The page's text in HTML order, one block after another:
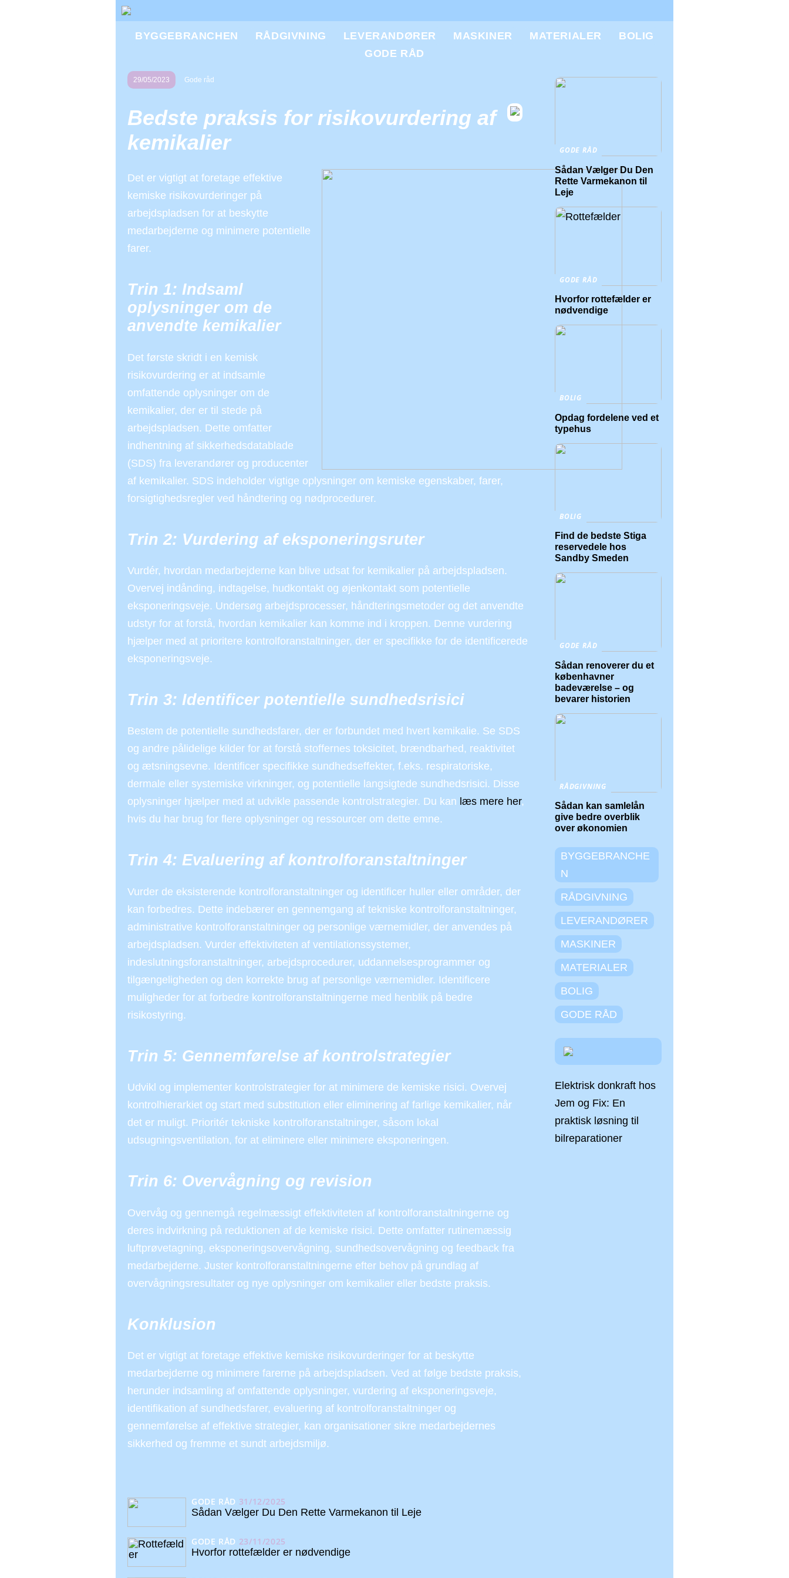
BYGGEBRANCHEN RÅDGIVNING LEVERANDØRER MASKINER MATERIALER
BOLIG
GODE RÅD
29/05/2023 Gode råd
Bedste praksis for risikovurdering af
kemikalier
Det er vigtigt at foretage effektive
kemiske risikovurderinger på
arbejdspladsen for at beskytte
medarbejderne og minimere potentielle
farer.
Trin 1: Indsaml
oplysninger om de
anvendte kemikalier
Det første skridt i en kemisk
risikovurdering er at indsamle
omfattende oplysninger om de
kemikalier, der er til stede på
arbejdspladsen. Dette omfatter
indhentning af sikkerhedsdatablade
(SDS) fra leverandører og producenter
af kemikalier. SDS indeholder vigtige oplysninger om kemiske egenskaber, farer,
forsigtighedsregler ved håndtering og nødprocedurer.
Trin 2: Vurdering af eksponeringsruter
Vurdér, hvordan medarbejderne kan blive udsat for kemikalier på arbejdspladsen.
Overvej indånding, indtagelse, hudkontakt og øjenkontakt som potentielle
eksponeringsveje. Undersøg arbejdsprocesser, håndteringsmetoder og det anvendte
udstyr for at forstå, hvordan kemikalier kan komme ind i kroppen. Denne vurdering
hjælper med at prioritere kontrolforanstaltninger, der er specifikke for de identificerede
eksponeringsveje.
Trin 3: Identificer potentielle sundhedsrisici
Bestem de potentielle sundhedsfarer, der er forbundet med hvert kemikalie. Se SDS
og andre pålidelige kilder for at forstå stoffernes toksicitet, brændbarhed, reaktivitet
og ætsningsevne. Identificer specifikke sundhedseffekter, f.eks. respiratoriske,
dermale eller systemiske virkninger, og potentielle langsigtede sundhedsrisici. Disse
oplysninger hjælper med at udvikle passende kontrolstrategier. Du kan læs mere her,
hvis du har brug for flere oplysninger og ressourcer om dette emne.
Trin 4: Evaluering af kontrolforanstaltninger
Vurder de eksisterende kontrolforanstaltninger og identificer huller eller områder, der
kan forbedres. Dette indebærer en gennemgang af tekniske kontrolforanstaltninger,
administrative kontrolforanstaltninger og personlige værnemidler, der anvendes på
arbejdspladsen. Vurder effektiviteten af ventilationssystemer,
indeslutningsforanstaltninger, arbejdsprocedurer, uddannelsesprogrammer og
tilgængeligheden og den korrekte brug af personlige værnemidler. Identificere
muligheder for at forbedre kontrolforanstaltningerne med henblik på bedre
risikostyring.
Trin 5: Gennemførelse af kontrolstrategier
Udvikl og implementer kontrolstrategier for at minimere de kemiske risici. Overvej
kontrolhierarkiet og start med substitution eller eliminering af farlige kemikalier, når
det er muligt. Prioritér tekniske kontrolforanstaltninger, såsom lokal
udsugningsventilation, for at eliminere eller minimere eksponeringen.
Trin 6: Overvågning og revision
Overvåg og gennemgå regelmæssigt effektiviteten af kontrolforanstaltningerne og
deres indvirkning på reduktionen af de kemiske risici. Dette omfatter rutinemæssig
luftprøvetagning, eksponeringsovervågning, sundhedsovervågning og feedback fra
medarbejderne. Juster kontrolforanstaltningerne efter behov på grundlag af
overvågningsresultater og nye oplysninger om kemikalier eller bedste praksis.
Konklusion
Det er vigtigt at foretage effektive kemiske risikovurderinger for at beskytte
medarbejderne og minimere farerne på arbejdspladsen. Ved at følge bedste praksis,
herunder indsamling af omfattende oplysninger, vurdering af eksponeringsveje,
identifikation af sundhedsfarer, evaluering af kontrolforanstaltninger og
gennemførelse af effektive strategier, kan organisationer sikre medarbejdernes
sikkerhed og fremme et sundt arbejdsmiljø.
GODE RÅD 31/12/2025
Sådan Vælger Du Den Rette Varmekanon til Leje
GODE RÅD 23/11/2025
Hvorfor rottefælder er nødvendige
GODE RÅD
Sådan Vælger Du Den
Rette Varmekanon til
Leje
GODE RÅD
Hvorfor rottefælder er
nødvendige
BOLIG
Opdag fordelene ved et
typehus
BOLIG
Find de bedste Stiga
reservedele hos
Sandby Smeden
GODE RÅD
Sådan renoverer du et
københavner
badeværelse – og
bevarer historien
RÅDGIVNING
Sådan kan samlelån
give bedre overblik
over økonomien
BYGGEBRANCHE
N
RÅDGIVNING
LEVERANDØRER
MASKINER
MATERIALER
BOLIG
GODE RÅD
Elektrisk donkraft hos
Jem og Fix: En
praktisk løsning til
bilreparationer